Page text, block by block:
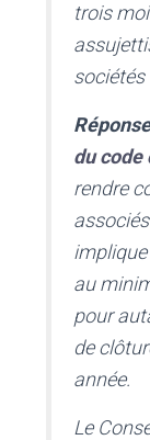
trois
sociétés
du code
rendre
au
pour
de
année.
Le